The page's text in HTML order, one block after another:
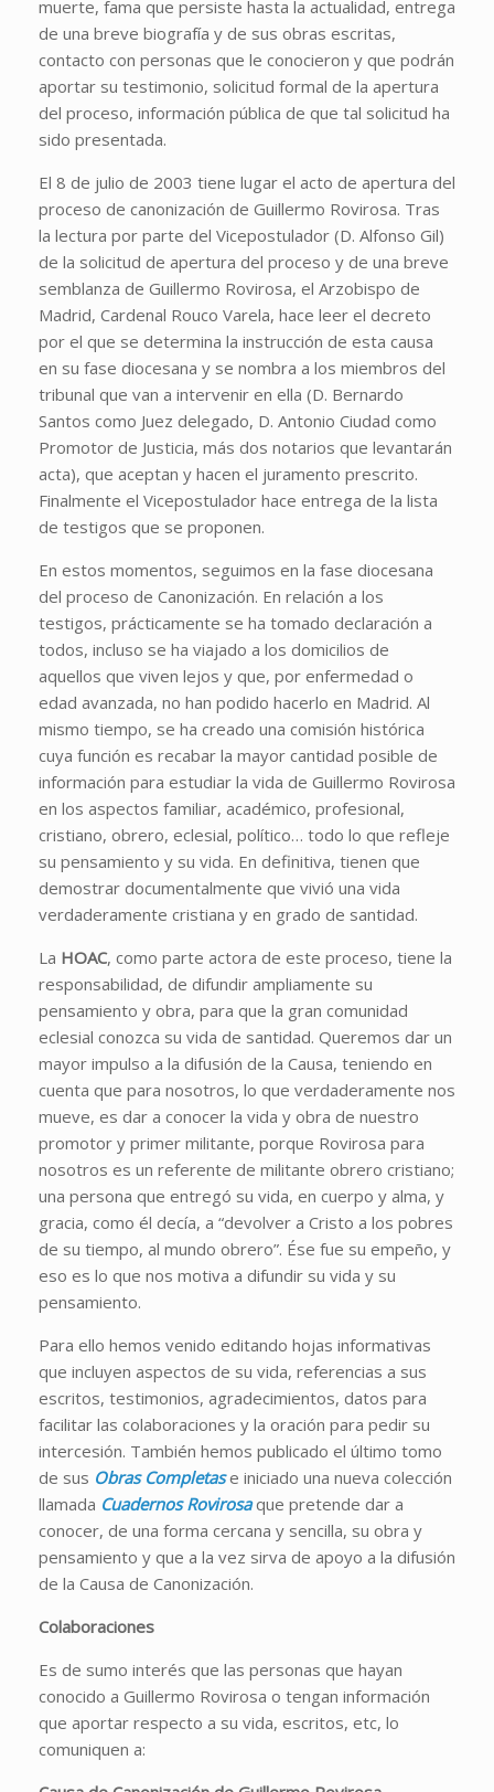
muerte, fama que persiste hasta la actualidad, entrega
de una breve biografía y de sus obras escritas,
contacto con personas que le conocieron y que podrán
aportar su testimonio, solicitud formal de la apertura
del proceso, información pública de que tal solicitud ha
sido presentada.
El 8 de julio de 2003 tiene lugar el acto de apertura del
proceso de canonización de Guillermo Rovirosa. Tras
la lectura por parte del Vicepostulador (D. Alfonso Gil)
de la solicitud de apertura del proceso y de una breve
semblanza de Guillermo Rovirosa, el Arzobispo de
Madrid, Cardenal Rouco Varela, hace leer el decreto
por el que se determina la instrucción de esta causa
en su fase diocesana y se nombra a los miembros del
tribunal que van a intervenir en ella (D. Bernardo
Santos como Juez delegado, D. Antonio Ciudad como
Promotor de Justicia, más dos notarios que levantarán
acta), que aceptan y hacen el juramento prescrito.
Finalmente el Vicepostulador hace entrega de la lista
de testigos que se proponen.
En estos momentos, seguimos en la fase diocesana
del proceso de Canonización. En relación a los
testigos, prácticamente se ha tomado declaración a
todos, incluso se ha viajado a los domicilios de
aquellos que viven lejos y que, por enfermedad o
edad avanzada, no han podido hacerlo en Madrid. Al
mismo tiempo, se ha creado una comisión histórica
cuya función es recabar la mayor cantidad posible de
información para estudiar la vida de Guillermo Rovirosa
en los aspectos familiar, académico, profesional,
cristiano, obrero, eclesial, político… todo lo que refleje
su pensamiento y su vida. En definitiva, tienen que
demostrar documentalmente que vivió una vida
verdaderamente cristiana y en grado de santidad.
La HOAC, como parte actora de este proceso, tiene la
responsabilidad, de difundir ampliamente su
pensamiento y obra, para que la gran comunidad
eclesial conozca su vida de santidad. Queremos dar un
mayor impulso a la difusión de la Causa, teniendo en
cuenta que para nosotros, lo que verdaderamente nos
mueve, es dar a conocer la vida y obra de nuestro
promotor y primer militante, porque Rovirosa para
nosotros es un referente de militante obrero cristiano;
una persona que entregó su vida, en cuerpo y alma, y
gracia, como él decía, a “devolver a Cristo a los pobres
de su tiempo, al mundo obrero”. Ése fue su empeño, y
eso es lo que nos motiva a difundir su vida y su
pensamiento.
Para ello hemos venido editando hojas informativas
que incluyen aspectos de su vida, referencias a sus
escritos, testimonios, agradecimientos, datos para
facilitar las colaboraciones y la oración para pedir su
intercesión. También hemos publicado el último tomo
de sus Obras Completase iniciado una nueva colección
llamada Cuadernos Rovirosaque pretende dar a
conocer, de una forma cercana y sencilla, su obra y
pensamiento y que a la vez sirva de apoyo a la difusión
de la Causa de Canonización.
Colaboraciones
Es de sumo interés que las personas que hayan
conocido a Guillermo Rovirosa o tengan información
que aportar respecto a su vida, escritos, etc, lo
comuniquen a: